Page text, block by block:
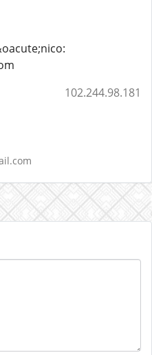
102.244.98.181